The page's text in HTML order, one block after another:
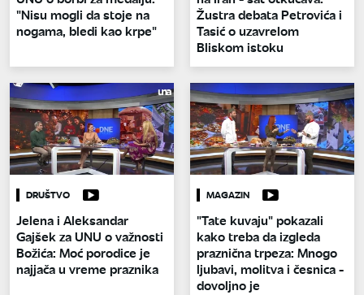
"Nisu mogli da stoje na
nogama, bledi kao krpe"
Žustra debata Petrovića i
Tasić o uzavrelom
Bliskom istoku
DRUŠTVO
Jelena i Aleksandar
Gajšek za UNU o važnosti
Božića: Moć porodice je
najjača u vreme praznika
MAGAZIN
"Tate kuvaju" pokazali
kako treba da izgleda
praznična trpeza: Mnogo
ljubavi, molitva i česnica -
dovoljno je